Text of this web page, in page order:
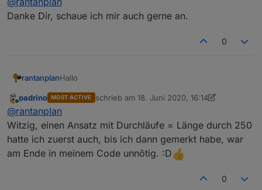
Spoiler
Danke Dir, schaue ich mir auch gerne an.
0
rantanplanHallo
Probiert es doch mal so.
Da ich kein ALEXA habe, kann ich nicht überprüfen
welche Variante bessere Ergebnisse liefert.
Spoiler
Online
padrino MOST ACTIVE schrieb am 18. Juni 2020, 16:14
zuletzt editiert von padrino
@rantanplan
Witzig, einen Ansatz mit Durchläufe = Länge durch 250
hatte ich zuerst auch, bis ich dann gemerkt habe, war
am Ende in meinem Code unnötig. :D
0